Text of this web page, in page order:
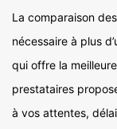
La comparaison
nécessaire à plus
qui offre la
prestataires
à vos attentes,